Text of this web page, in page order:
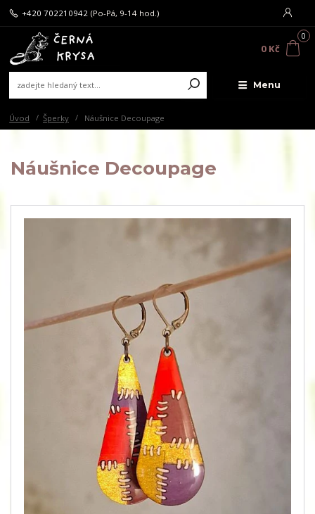
Menu
+420 702210942 (Po-Pá, 9-14 hod.)
0
0 Kč
Úvod Šperky Náušnice Decoupage
Náušnice Decoupage